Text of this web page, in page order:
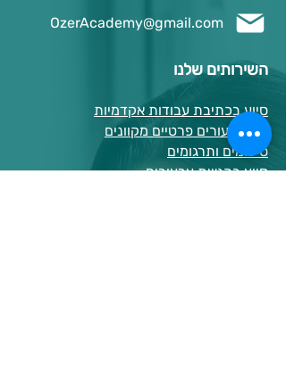
OzerAcademy@gmail.com
השירותים שלנו
סיוע בכתיבת עבודות אקדמיות
מתן שיעורים פרטיים מקוונים
סיכומים ותרגומים
סיוע בהגשת ערעורים